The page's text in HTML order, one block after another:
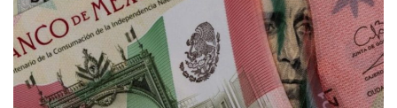
Bruno Blancas Lleva El Mensaje De La Cuarta
Liberan 180 Crías De Iguana Verde En El Estero El Salado
Puerto Vallarta Participa En Los PriceAgencies Awards
Ofrecerán Asesoría Jurídica Gratuita En Puerto Vallarta
Juan Solís E Iris Torres Buscan Integrar La Planilla Del PAN
Realizan Operativo Preventivo En Seis Colonias Del